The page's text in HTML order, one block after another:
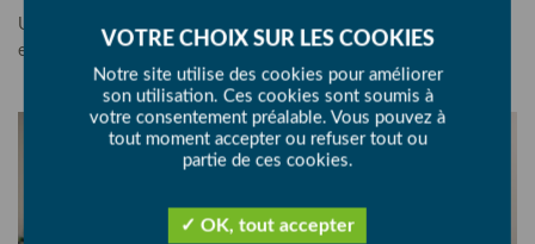
Une équipe vous est dédiée pour une installation sereine, une mise
en service facilitée et un suivi de votre projet.
Notre site utilise des cookies pour améliorer
son utilisation. Ces cookies sont soumis à
votre consentement préalable. Vous pouvez à
tout moment accepter ou refuser tout ou
partie de ces cookies.
OK, tout accepter